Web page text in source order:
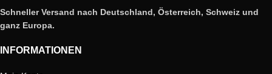
Schneller Versand nach Deutschland, Österreich, Schweiz und
ganz Europa.
INFORMATIONEN